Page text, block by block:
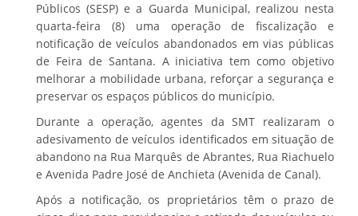
Públicos (SESP) e a Guarda Municipal, realizou nesta
quarta-feira (8) uma operação de fiscalização e
notificação de veículos abandonados em vias públicas
de Feira de Santana. A iniciativa tem como objetivo
melhorar a mobilidade urbana, reforçar a segurança e
preservar os espaços públicos do município.
Durante a operação, agentes da SMT realizaram o
adesivamento de veículos identificados em situação de
abandono na Rua Marquês de Abrantes, Rua Riachuelo
e Avenida Padre José de Anchieta (Avenida de Canal).
Após a notificação, os proprietários têm o prazo de